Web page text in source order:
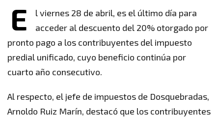
E
l viernes 28 de abril, es el último día para
acceder al descuento del 20% otorgado por
pronto pago a los contribuyentes del impuesto
predial unificado, cuyo beneficio continúa por
cuarto año consecutivo.
Al respecto, el jefe de impuestos de Dosquebradas,
Arnoldo Ruiz Marín, destacó que los contribuyentes